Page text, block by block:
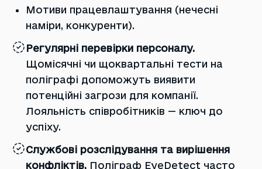
Мотиви працевлаштування (нечесні
наміри, конкуренти).
Регулярні перевірки персоналу.
Щомісячні чи щоквартальні тести на
поліграфі допоможуть виявити
потенційні загрози для компанії.
Лояльність співробітників — ключ до
успіху.
Службові розслідування та вирішення
конфліктів. Поліграф EyeDetect часто